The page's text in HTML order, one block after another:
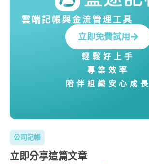
雲端記帳與金流管理工具
立即免費試用
輕鬆好上手
專業效率
陪伴組織安心成長
公司記帳
立即分享這篇文章